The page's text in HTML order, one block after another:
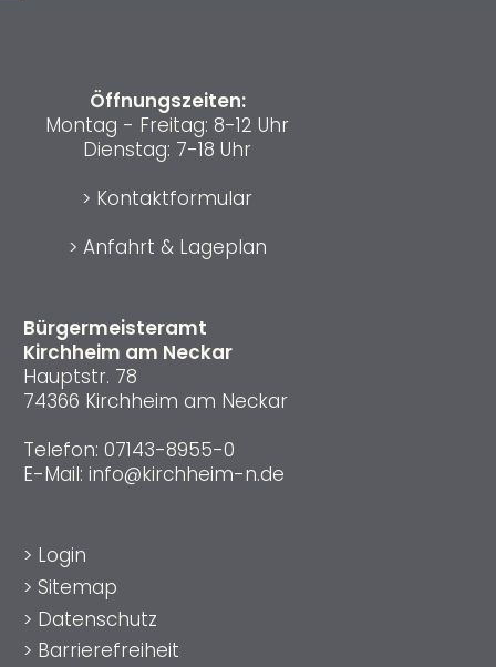
Bürgermeisteramt
Kirchheim am Neckar
Hauptstr. 78
74366 Kirchheim am Neckar
Telefon: 07143-8955-0
E-Mail: info@kirchheim-n.de
Öffnungszeiten:
Montag - Freitag: 8-12 Uhr
Dienstag: 7-18 Uhr
> Kontaktformular
> Anfahrt & Lageplan
> Login
> Sitemap
> Datenschutz
> Barrierefreiheit